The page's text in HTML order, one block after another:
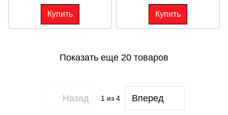
Купить Купить
Показать еще 20 товаров
Назад 1из 4 Вперед